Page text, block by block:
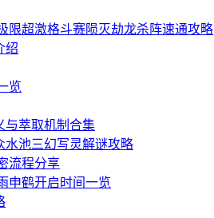
限超激格斗赛陨灭劫龙杀阵速通攻略
绍
览
与萃取机制合集
水池三幻写灵解谜攻略
流程分享
申鹤开启时间一览